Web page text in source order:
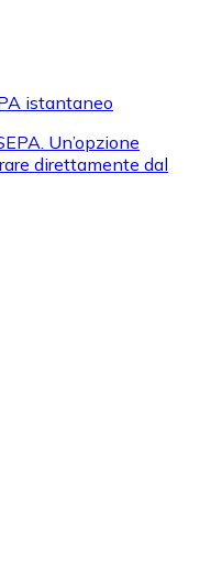
istantaneo
Un’opzione
direttamente dal